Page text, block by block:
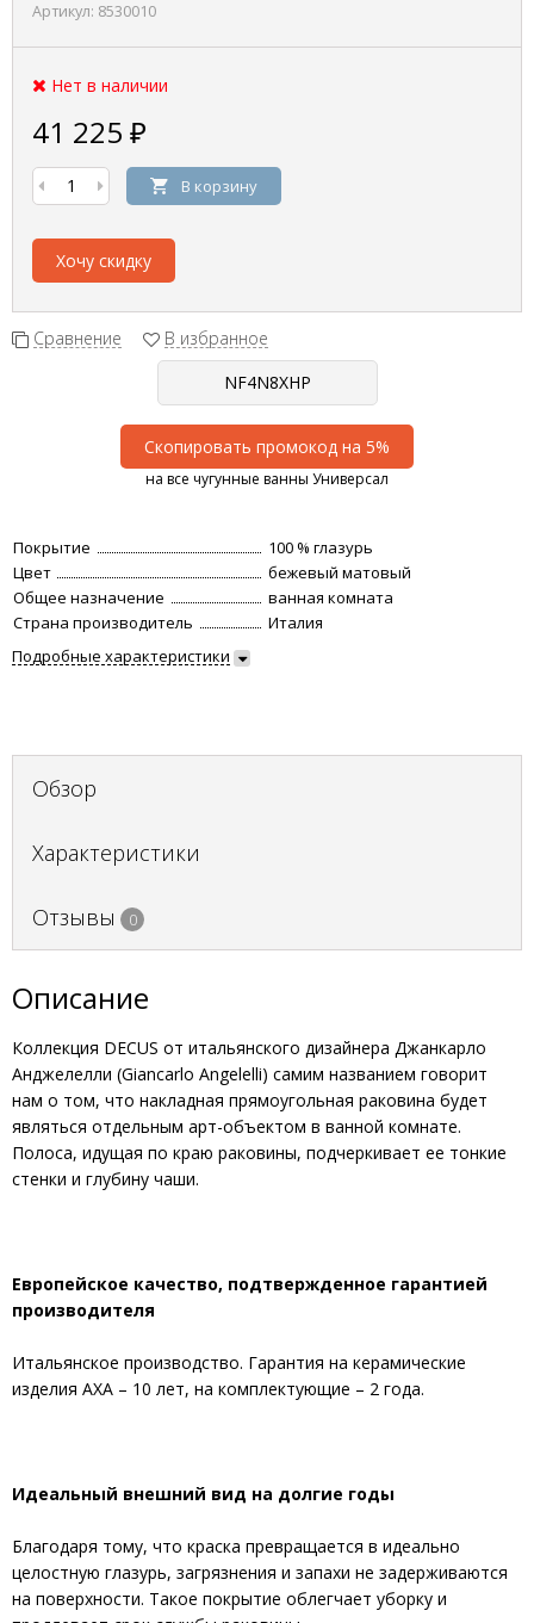
Артикул: 8530010
Нет в наличии
41 225 ₽
В корзину
Хочу скидку
Сравнение В избранное
Скопировать промокод на 5%
на все чугунные ванны Универсал
Покрытие
100 % глазурь
Цвет
бежевый матовый
Общее назначение
ванная комната
Страна производитель
Италия
Подробные характеристики
Обзор
Характеристики
Отзывы 0
Описание
Коллекция DECUS от итальянского дизайнера Джанкарло
Анджелелли (Giancarlo Angelelli) самим названием говорит
нам о том, что накладная прямоугольная раковина будет
являться отдельным арт-объектом в ванной комнате.
Полоса, идущая по краю раковины, подчеркивает ее тонкие
стенки и глубину чаши.
Европейское качество, подтвержденное гарантией
производителя
Итальянское производство. Гарантия на керамические
изделия AXA – 10 лет, на комплектующие – 2 года.
Идеальный внешний вид на долгие годы
Благодаря тому, что краска превращается в идеально
целостную глазурь, загрязнения и запахи не задерживаются
на поверхности. Такое покрытие облегчает уборку и